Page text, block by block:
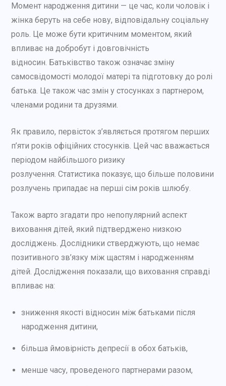
Момент народження дитини — це час, коли чоловік і
жінка беруть на себе нову, відповідальну соціальну
роль. Це може бути критичним моментом, який
впливає на добробут і довговічність
відносин. Батьківство також означає зміну
самосвідомості молодої матері та підготовку до ролі
батька. Це також час змін у стосунках з партнером,
членами родини та друзями.
Як правило, первісток з’являється протягом перших
п’яти років офіційних стосунків. Цей час вважається
періодом найбільшого ризику
розлучення. Статистика показує, що більше половини
розлучень припадає на перші сім років шлюбу.
Також варто згадати про непопулярний аспект
виховання дітей, який підтверджено низкою
досліджень. Дослідники стверджують, що немає
позитивного зв’язку між щастям і народженням
дітей. Дослідження показали, що виховання справді
впливає на:
зниження якості відносин між батьками після
народження дитини,
більша ймовірність депресії в обох батьків,
менше часу, проведеного партнерами разом,